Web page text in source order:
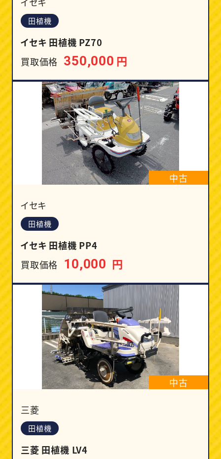
田植機
イセキ 田植機 PZ70
買取価格 350,000 円
中古
イセキ
田植機
イセキ 田植機 PP4
買取価格 10,000 円
中古
三菱
田植機
三菱 田植機 LV4